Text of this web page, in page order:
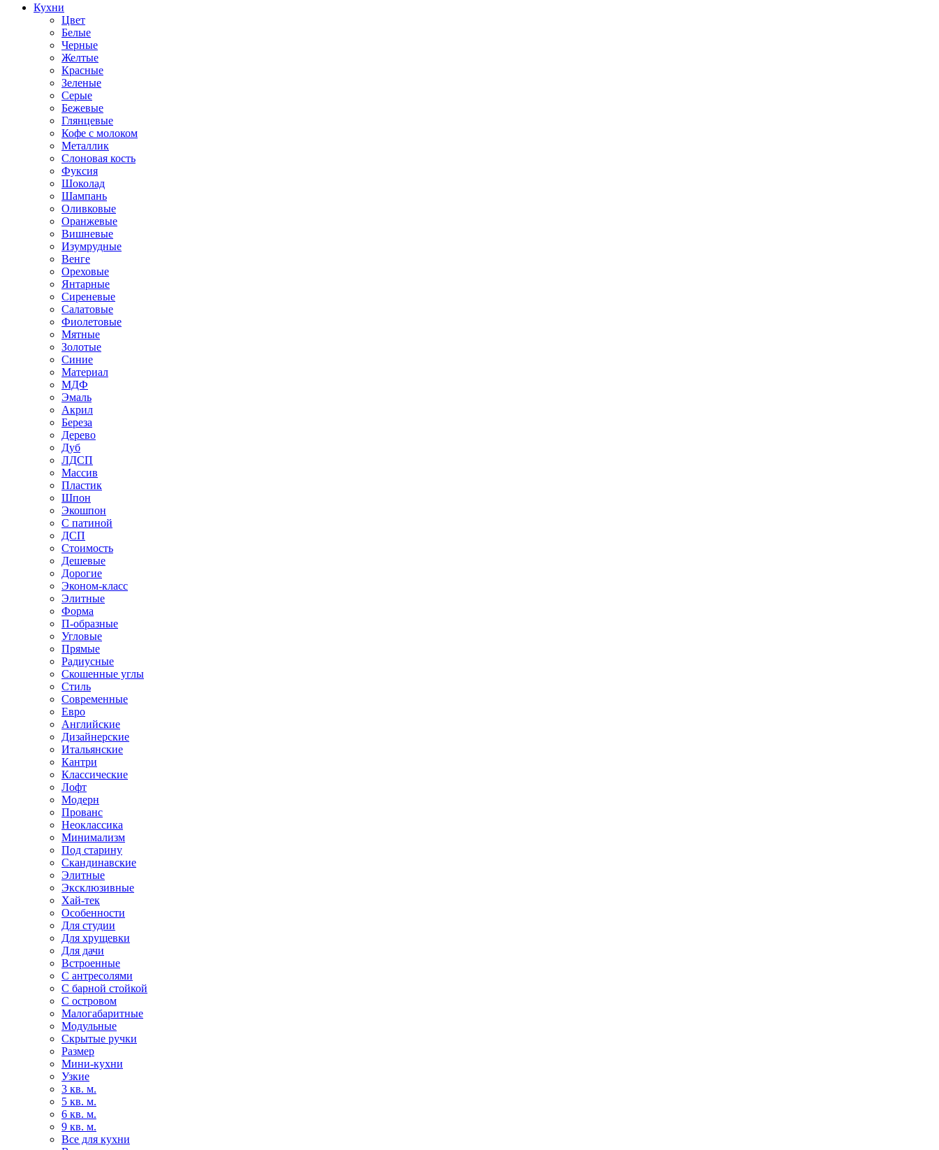
Кухни
Цвет
Белые
Черные
Желтые
Красные
Зеленые
Серые
Бежевые
Глянцевые
Кофе с молоком
Металлик
Слоновая кость
Фуксия
Шоколад
Шампань
Оливковые
Оранжевые
Вишневые
Изумрудные
Венге
Ореховые
Янтарные
Сиреневые
Салатовые
Фиолетовые
Мятные
Золотые
Синие
Материал
МДФ
Эмаль
Акрил
Береза
Дерево
Дуб
ЛДСП
Массив
Пластик
Шпон
Экошпон
С патиной
ДСП
Стоимость
Дешевые
Дорогие
Эконом-класс
Элитные
Форма
П-образные
Угловые
Прямые
Радиусные
Скошенные углы
Стиль
Современные
Евро
Английские
Дизайнерские
Итальянские
Кантри
Классические
Лофт
Модерн
Прованс
Неоклассика
Минимализм
Под старину
Скандинавские
Элитные
Эксклюзивные
Хай-тек
Особенности
Для студии
Для хрущевки
Для дачи
Встроенные
С антресолями
С барной стойкой
С островом
Малогабаритные
Модульные
Скрытые ручки
Размер
Мини-кухни
Узкие
3 кв. м.
5 кв. м.
6 кв. м.
9 кв. м.
Все для кухни